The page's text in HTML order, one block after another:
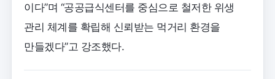
이다”며 “공공급식센터를 중심으로 철저한 위생
관리 체계를 확립해 신뢰받는 먹거리 환경을
만들겠다”고 강조했다.